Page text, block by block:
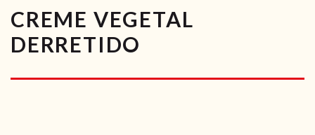
VÍDEOS
RECEITAS VEGGIE
CREME VEGETAL
DERRETIDO